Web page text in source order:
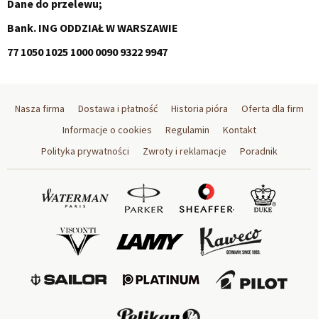
Dane do przelewu;
Bank. ING ODDZIAŁ W WARSZAWIE
77 1050 1025 1000 0090 9322 9947
Nasza firma Dostawa i płatność Historia pióra
Oferta dla firm
Informacje o cookies
Regulamin
Kontakt
Polityka prywatności
Zwroty i reklamacje Poradnik